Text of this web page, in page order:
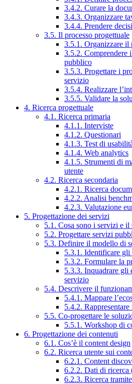
3.4.2. Curare la
3.4.3. Organizzare
3.4.4. Prendere
3.5. Il processo progettuale
3.5.1. Organizzare il
3.5.2. Comprendere
pubblico
3.5.3. Progettare i
servizio
3.5.4. Realizzare
3.5.5. Validare la
4. Ricerca progettuale
4.1. Ricerca primaria
4.1.1. Interviste
4.1.2. Questionari
4.1.3. Test di
4.1.4. Web analytics
4.1.5. Strumenti di
utente
4.2. Ricerca secondaria
4.2.1. Ricerca
4.2.2. Analisi
4.2.3. Valutazione
5. Progettazione dei servizi
5.1. Cosa sono i servizi e il
5.2. Progettare servizi
5.3. Definire il modello di
5.3.1. Identificare
5.3.2. Formulare la
5.3.3. Inquadrare gli
servizio
5.4. Descrivere il
5.4.1. Mappare
5.4.2.
5.5. Co-progettare le
5.5.1. Workshop di
6. Progettazione dei contenuti
6.1. Cos’è il content design
6.2. Ricerca utente sui
6.2.1. Content
6.2.2. Dati di ricerca
6.2.3. Ricerca